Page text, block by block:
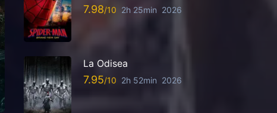
7.98 2h 25min 2026
La Odisea
7.95 2h 52min 2026